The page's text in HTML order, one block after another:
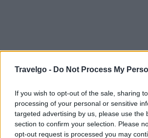
Travelgo - Do Not Process My
If you wish to opt-out of the sale, sharing
processing of your personal or sensitive
targeted advertising by us, please use the
section to confirm your selection. Please
opt-out request is processed you may
Άγιος Φωκάς, Τήνος